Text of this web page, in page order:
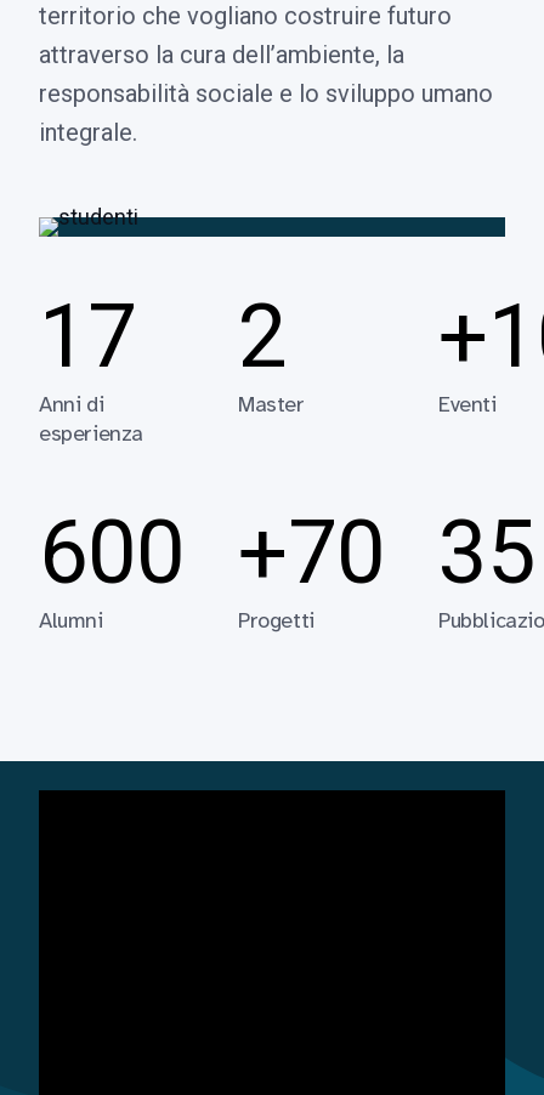
territorio che vogliano costruire futuro
attraverso la cura dell’ambiente, la
responsabilità sociale e lo sviluppo umano
integrale.
17
Anni di
esperienza
2
Master Eventi
600
Alumni
+70
Progetti
35